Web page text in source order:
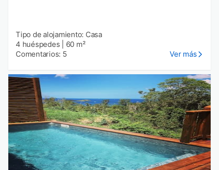
Tipo de alojamiento: Casa
4 huéspedes
60 m²
Comentarios: 5
Ver más